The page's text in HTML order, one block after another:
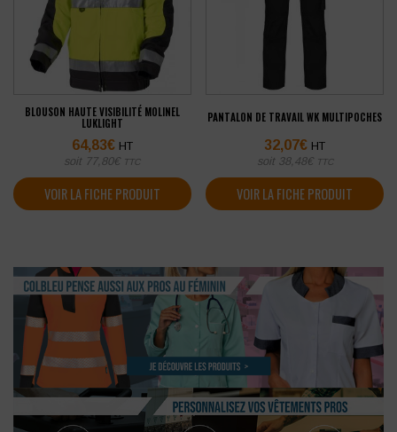
BLOUSON HAUTE VISIBILITÉ MOLINEL
LUKLIGHT
64,83€ HT
soit 77,80€ TTC
VOIR LA FICHE PRODUIT
PANTALON DE TRAVAIL WK MULTIPOCHES
32,07€ HT
soit 38,48€ TTC
VOIR LA FICHE PRODUIT